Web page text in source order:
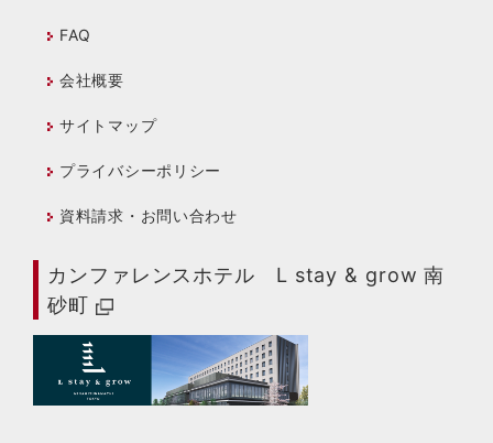
FAQ
会社概要
サイトマップ
プライバシーポリシー
資料請求・お問い合わせ
カンファレンスホテル L stay & grow 南
砂町